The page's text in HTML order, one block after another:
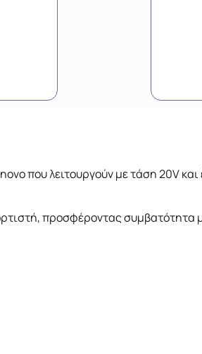
που λειτουργούν με τάση 20V
προσφέροντας συμβατότητα